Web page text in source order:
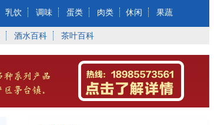
乳饮 调味 蛋类 肉类 休闲 果蔬
酒水百科 茶叶百科